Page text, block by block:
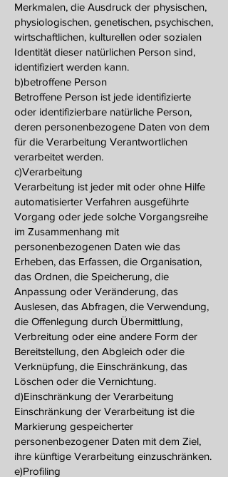
Merkmalen, die Ausdruck der physischen,
physiologischen, genetischen, psychischen,
wirtschaftlichen, kulturellen oder sozialen
Identität dieser natürlichen Person sind,
identifiziert werden kann.
b)betroffene Person
Betroffene Person ist jede identifizierte
oder identifizierbare natürliche Person,
deren personenbezogene Daten von dem
für die Verarbeitung Verantwortlichen
verarbeitet werden.
c)Verarbeitung
Verarbeitung ist jeder mit oder ohne Hilfe
automatisierter Verfahren ausgeführte
Vorgang oder jede solche Vorgangsreihe
im Zusammenhang mit
personenbezogenen Daten wie das
Erheben, das Erfassen, die Organisation,
das Ordnen, die Speicherung, die
Anpassung oder Veränderung, das
Auslesen, das Abfragen, die Verwendung,
die Offenlegung durch Übermittlung,
Verbreitung oder eine andere Form der
Bereitstellung, den Abgleich oder die
Verknüpfung, die Einschränkung, das
Löschen oder die Vernichtung.
d)Einschränkung der Verarbeitung
Einschränkung der Verarbeitung ist die
Markierung gespeicherter
personenbezogener Daten mit dem Ziel,
ihre künftige Verarbeitung einzuschränken.
e)Profiling